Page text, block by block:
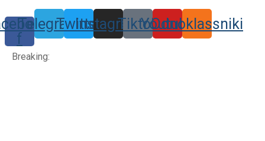
f
TelegramTwitter
Instagram
TiktokYoutube
Odnoklassniki
Breaking: